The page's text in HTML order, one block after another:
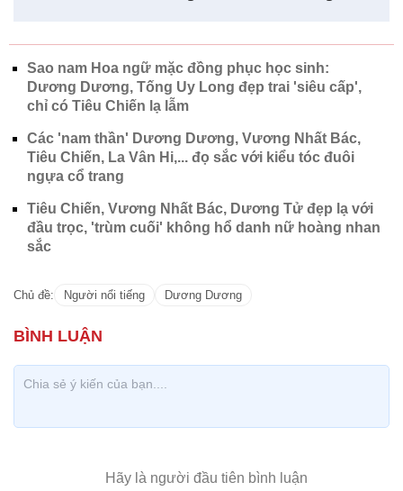
Sao nam Hoa ngữ mặc đồng phục học sinh:
Dương Dương, Tống Uy Long đẹp trai 'siêu cấp',
chỉ có Tiêu Chiến lạ lẫm
Các 'nam thần' Dương Dương, Vương Nhất Bác,
Tiêu Chiến, La Vân Hi,... đọ sắc với kiểu tóc đuôi
ngựa cổ trang
Tiêu Chiến, Vương Nhất Bác, Dương Tử đẹp lạ với
đầu trọc, 'trùm cuối' không hổ danh nữ hoàng nhan
sắc
Chủ đề: Người nổi tiếng Dương Dương